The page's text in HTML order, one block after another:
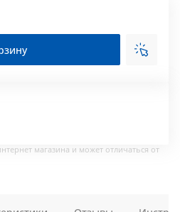
магазина и может отличаться от